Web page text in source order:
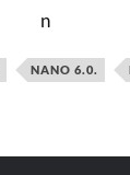
n
NANO 6.0.